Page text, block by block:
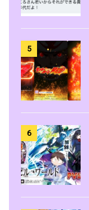
5
6